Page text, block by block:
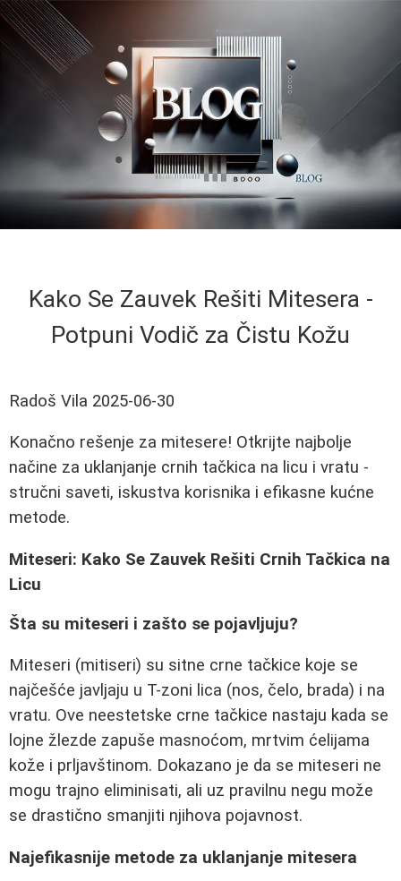
Kako Se Zauvek Rešiti Mitesera -
Potpuni Vodič za Čistu Kožu
Radoš Vila 2025-06-30
Konačno rešenje za mitesere! Otkrijte najbolje
načine za uklanjanje crnih tačkica na licu i vratu -
stručni saveti, iskustva korisnika i efikasne kućne
metode.
Miteseri: Kako Se Zauvek Rešiti Crnih Tačkica na
Licu
Šta su miteseri i zašto se pojavljuju?
Miteseri (mitiseri) su sitne crne tačkice koje se
najčešće javljaju u T-zoni lica (nos, čelo, brada) i na
vratu. Ove neestetske crne tačkice nastaju kada se
lojne žlezde zapuše masnoćom, mrtvim ćelijama
kože i prljavštinom. Dokazano je da se miteseri ne
mogu trajno eliminisati, ali uz pravilnu negu može
se drastično smanjiti njihova pojavnost.
Najefikasnije metode za uklanjanje mitesera